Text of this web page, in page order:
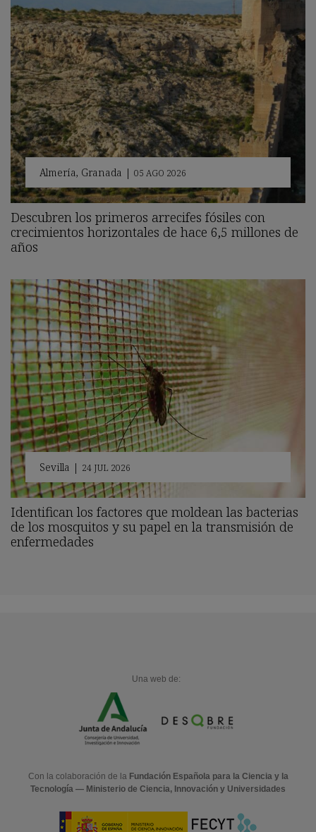
Almería, Granada | 05 AGO 2026
Descubren los primeros arrecifes fósiles con
crecimientos horizontales de hace 6,5 millones de
años
Sevilla | 24 JUL 2026
Identifican los factores que moldean las bacterias
de los mosquitos y su papel en la transmisión de
enfermedades
Una web de:
Con la colaboración de la Fundación Española para la Ciencia y la
Tecnología — Ministerio de Ciencia, Innovación y Universidades